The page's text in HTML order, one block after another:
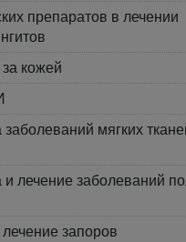
препаратов в лечении
кожей
мягких
лечение заболеваний
запоров